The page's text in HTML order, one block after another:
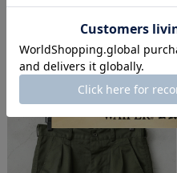
ー
¥4,950(税込)
5.0（1件）